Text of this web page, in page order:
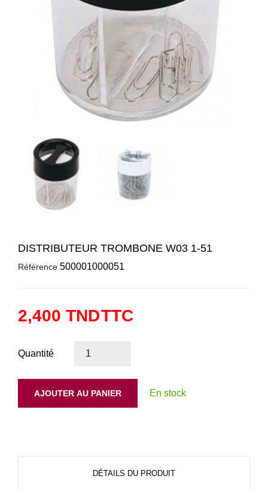
DISTRIBUTEUR TROMBONE W03 1-51
Référence 500001000051
2,400 TNDTTC
Quantité
AJOUTER AU PANIER En stock
DÉTAILS DU PRODUIT